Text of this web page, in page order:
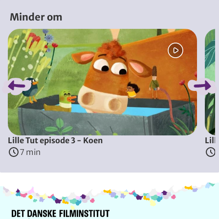
Minder om
Spring bånd over
Lille Tut episode 3 - Koen
7 min
Info og kontakt